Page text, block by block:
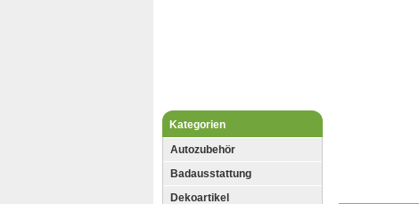
Kategorien
Autozubehör
Badausstattung
Dekoartikel